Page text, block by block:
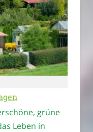
grüne
Leben in